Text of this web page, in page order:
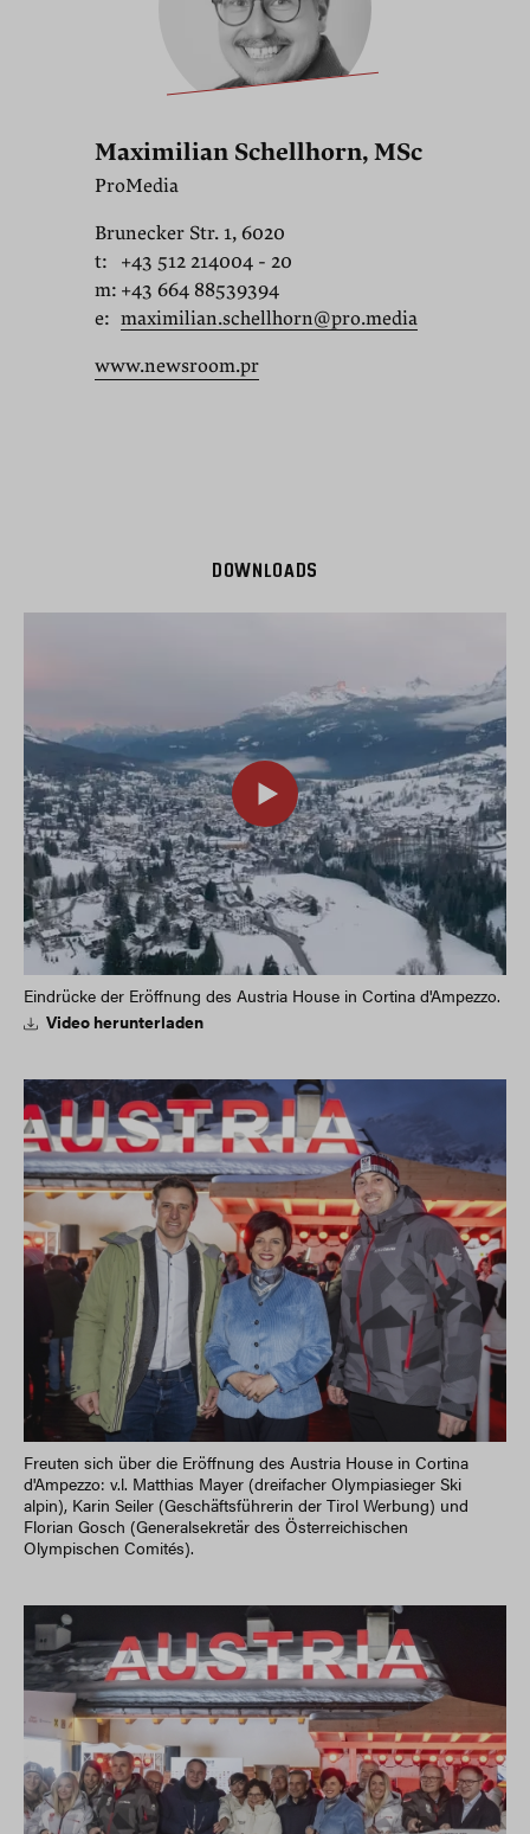
Maximilian Schellhorn, MSc
ProMedia
Brunecker Str. 1, 6020
t:
+43 512 214004 - 20
m: +43 664 88539394
e: maximilian.schellhorn@pro.media
www.newsroom.pr
DOWNLOADS
Eindrücke der Eröffnung des Austria House in Cortina d'Ampezzo.
Video herunterladen
Freuten sich über die Eröffnung des Austria House in Cortina
d'Ampezzo: v.l. Matthias Mayer (dreifacher Olympiasieger Ski
alpin), Karin Seiler (Geschäftsführerin der Tirol Werbung) und
Florian Gosch (Generalsekretär des Österreichischen
Olympischen Comités).